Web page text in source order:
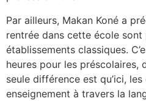
Par ailleurs, Makan Koné a
rentrée dans cette école sont
établissements classiques.
heures pour les préscolaires,
seule différence est qu’ici,
enseignement à travers la